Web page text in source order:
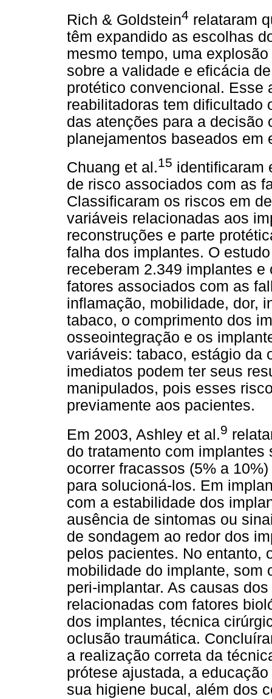
Rich & Goldstein4 relataram
têm expandido as escolhas
mesmo tempo, uma
sobre a validade e eficácia
protético convencional. Esse
reabilitadoras tem dificultado
das atenções para a decisão
planejamentos baseados em
Chuang et al.15 identificaram
de risco associados com as
Classificaram os riscos em
variáveis relacionadas aos
reconstruções e parte
falha dos implantes. O
receberam 2.349 implantes
fatores associados com as
inflamação, mobilidade, dor,
tabaco, o comprimento dos
osseointegração e os
variáveis: tabaco, estágio da
imediatos podem ter seus
manipulados, pois esses
previamente aos pacientes.
Em 2003, Ashley et al.9
do tratamento com
ocorrer fracassos (5% a
para solucioná-los. Em
com a estabilidade dos
ausência de sintomas ou
de sondagem ao redor dos
pelos pacientes. No entanto,
mobilidade do implante, som
peri-implantar. As causas
relacionadas com fatores
dos implantes, técnica
oclusão traumática.
a realização correta da
prótese ajustada, a
sua higiene bucal, além dos